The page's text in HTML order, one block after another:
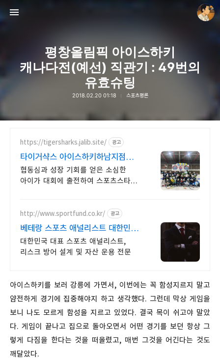
평창올림픽 아이스하키
캐나다전(예선) 직관기 : 49번의
유효슈팅
2018.02.20 01:18 스포츠평론
https://tigersharks.jalib.site/ 광고
타이거샥스 아이스하키하남지점
80만 원 상당 장비 지원
협동심과 성장 기회를 얻은 소심한
아이가 대회에 출전하여 스포츠스타로
강사가 지도합니다.
http://www.sportfund.co.kr/ 광고
베테랑 스포츠 애널리스트 대한민국
1순위 전력 분석가
대한민국 대표 스포츠 애널리스트,
리스크 방어 설계 및 자산 운용 전문
아이스하키를 보러 강릉에 가면서, 이번에는 꼭 함성지르지 말고
얌전하게 경기에 집중해야지 하고 생각했다. 그런데 막상 게임을
보니 나도 모르게 함성을 지르고 있었다. 결국 목이 쉬고야 말았
다. 게임이 끝나고 집으로 돌아오면서 어떤 경기를 보던 항상 그
렇게 다짐을 한다는 것을 떠올렸고, 매번 그것을 어긴다는 것도
깨달았다.
안난98